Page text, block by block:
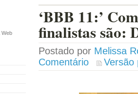
‘BBB 11:’
finalistas são:
Postado por Melissa
Comentário
Versão